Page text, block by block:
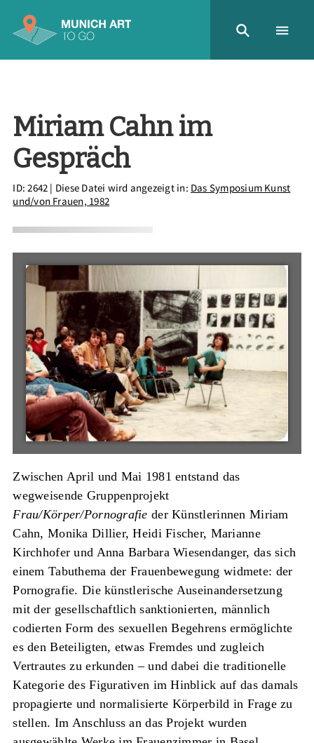
Miriam Cahn im
Gespräch
ID: 2642 | Diese Datei wird angezeigt in: Das Symposium Kunst
und/von Frauen, 1982
Zwischen April und Mai 1981 entstand das
wegweisende Gruppenprojekt
Frau/Körper/Pornografie der Künstlerinnen Miriam
Cahn, Monika Dillier, Heidi Fischer, Marianne
Kirchhofer und Anna Barbara Wiesendanger, das sich
einem Tabuthema der Frauenbewegung widmete: der
Pornografie. Die künstlerische Auseinandersetzung
mit der gesellschaftlich sanktionierten, männlich
codierten Form des sexuellen Begehrens ermöglichte
es den Beteiligten, etwas Fremdes und zugleich
Vertrautes zu erkunden – und dabei die traditionelle
Kategorie des Figurativen im Hinblick auf das damals
propagierte und normalisierte Körperbild in Frage zu
stellen. Im Anschluss an das Projekt wurden